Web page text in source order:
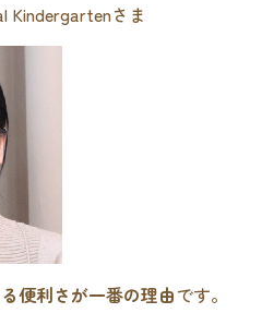
Kindergartenさま
便利さが一番の理由です。